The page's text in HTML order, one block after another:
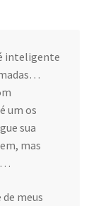
inteligente
um os
sua
mas
meus